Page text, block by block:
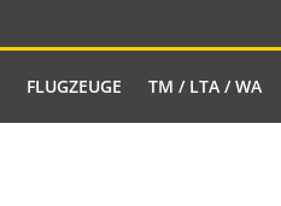
FLUGZEUGE TM / LTA / WA